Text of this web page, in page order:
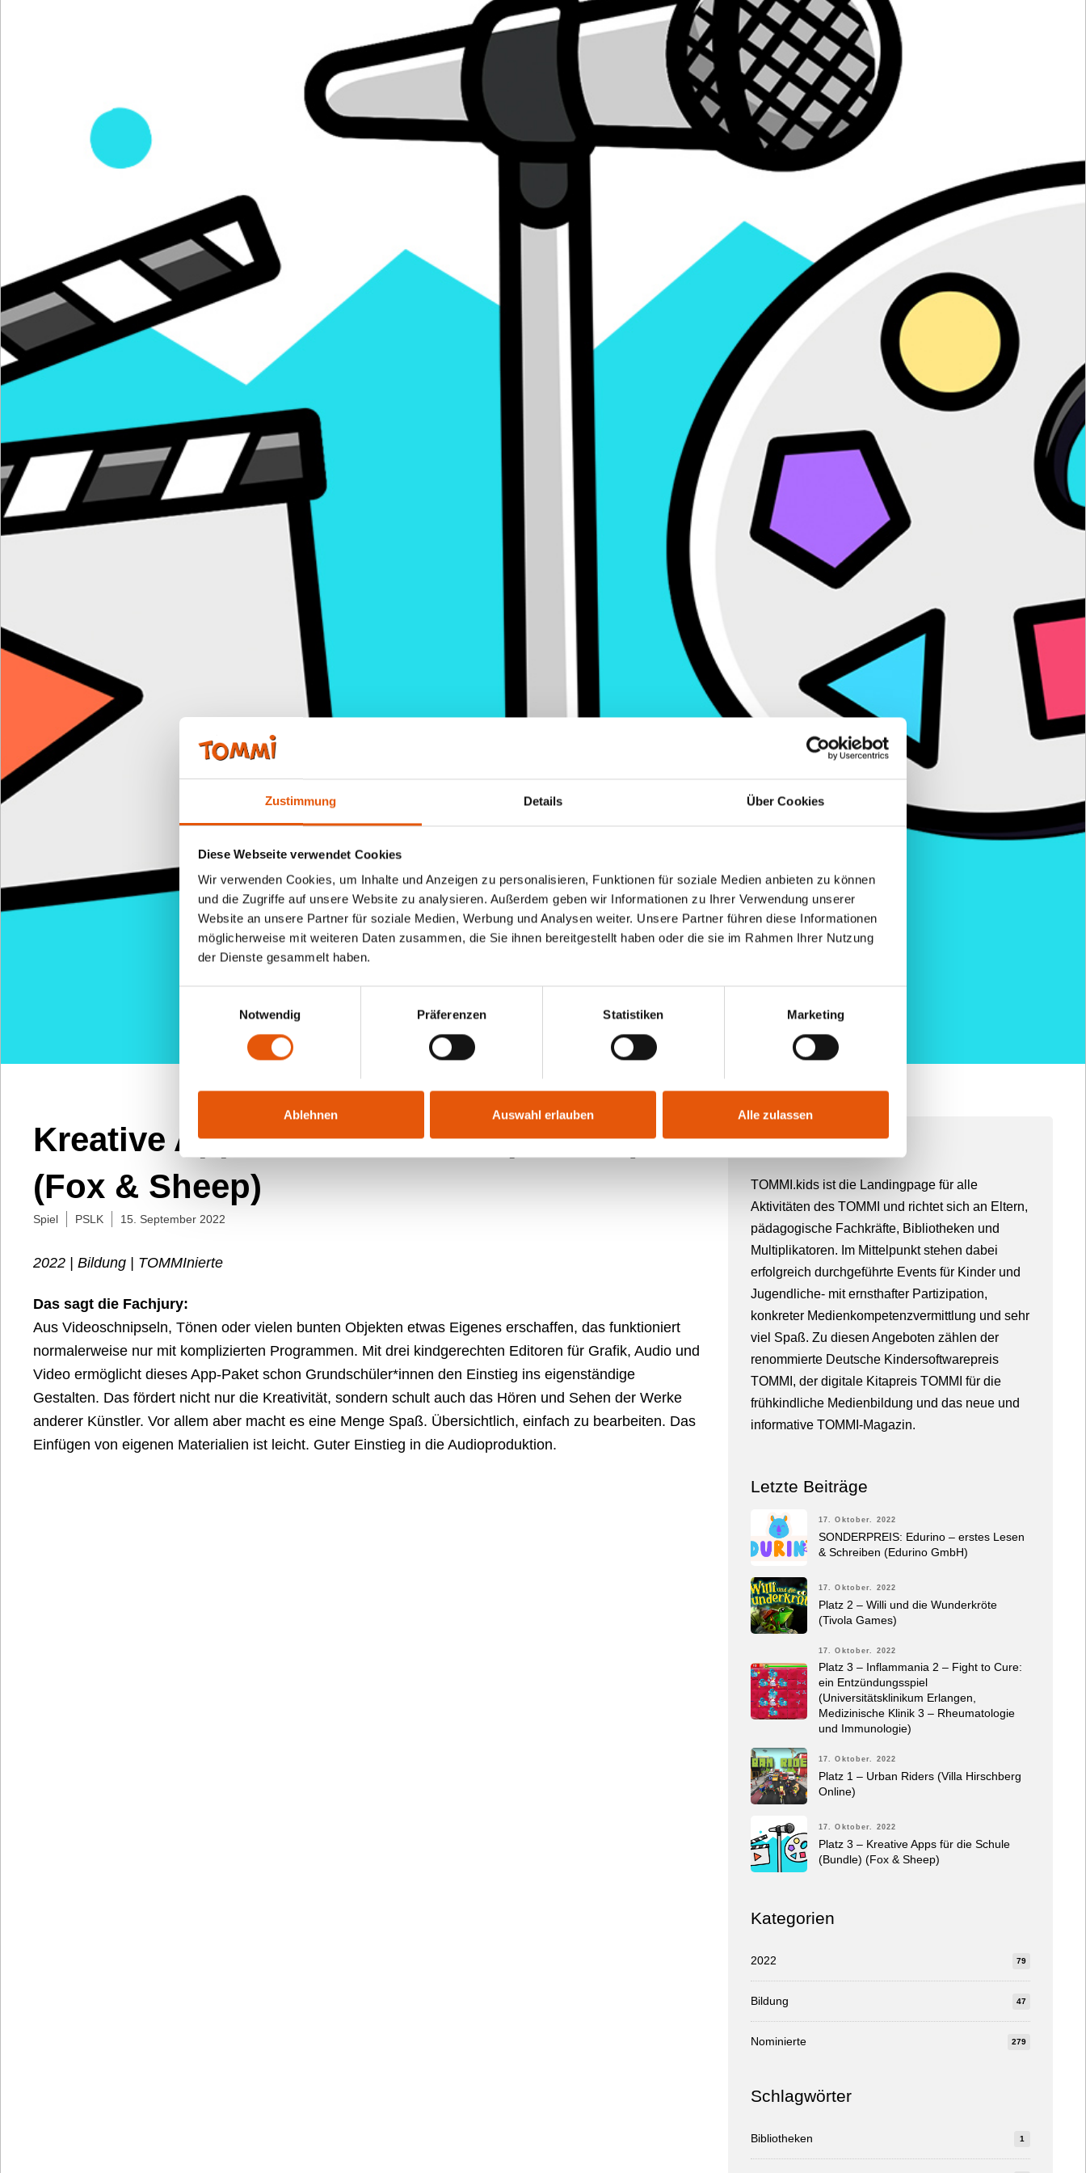
Zustimmung Details Über Cookies
Diese Webseite verwendet Cookies
Wir verwenden Cookies, um Inhalte und Anzeigen zu personalisieren, Funktionen für soziale Medien anbieten zu können
und die Zugriffe auf unsere Website zu analysieren. Außerdem geben wir Informationen zu Ihrer Verwendung unserer
Website an unsere Partner für soziale Medien, Werbung und Analysen weiter. Unsere Partner führen diese Informationen
möglicherweise mit weiteren Daten zusammen, die Sie ihnen bereitgestellt haben oder die sie im Rahmen Ihrer Nutzung
der Dienste gesammelt haben.
Notwendig
Präferenzen Statistiken Marketing
Ablehnen Auswahl erlauben Alle zulassen
Kreative Apps für die Schule (Bundle)
(Fox & Sheep)
Spiel PSLK 15. September 2022
2022 | Bildung | TOMMInierte
Das sagt die Fachjury:
Aus Videoschnipseln, Tönen oder vielen bunten Objekten etwas Eigenes erschaffen, das funktioniert
normalerweise nur mit komplizierten Programmen. Mit drei kindgerechten Editoren für Grafik, Audio und
Video ermöglicht dieses App-Paket schon Grundschüler*innen den Einstieg ins eigenständige
Gestalten. Das fördert nicht nur die Kreativität, sondern schult auch das Hören und Sehen der Werke
anderer Künstler. Vor allem aber macht es eine Menge Spaß. Übersichtlich, einfach zu bearbeiten. Das
Einfügen von eigenen Materialien ist leicht. Guter Einstieg in die Audioproduktion.
TOMMI.kids ist die Landingpage für alle
Aktivitäten des TOMMI und richtet sich an Eltern,
pädagogische Fachkräfte, Bibliotheken und
Multiplikatoren. Im Mittelpunkt stehen dabei
erfolgreich durchgeführte Events für Kinder und
Jugendliche- mit ernsthafter Partizipation,
konkreter Medienkompetenzvermittlung und sehr
viel Spaß. Zu diesen Angeboten zählen der
renommierte Deutsche Kindersoftwarepreis
TOMMI, der digitale Kitapreis TOMMI für die
frühkindliche Medienbildung und das neue und
informative TOMMI-Magazin.
Letzte Beiträge
17. Oktober. 2022
SONDERPREIS: Edurino – erstes Lesen
& Schreiben (Edurino GmbH)
17. Oktober. 2022
Platz 2 – Willi und die Wunderkröte
(Tivola Games)
17. Oktober. 2022
Platz 3 – Inflammania 2 – Fight to Cure:
ein Entzündungsspiel
(Universitätsklinikum Erlangen,
Medizinische Klinik 3 – Rheumatologie
und Immunologie)
17. Oktober. 2022
Platz 1 – Urban Riders (Villa Hirschberg
Online)
17. Oktober. 2022
Platz 3 – Kreative Apps für die Schule
(Bundle) (Fox & Sheep)
Kategorien
2022 79
Bildung 47
Nominierte 279
Schlagwörter
Bibliotheken 1